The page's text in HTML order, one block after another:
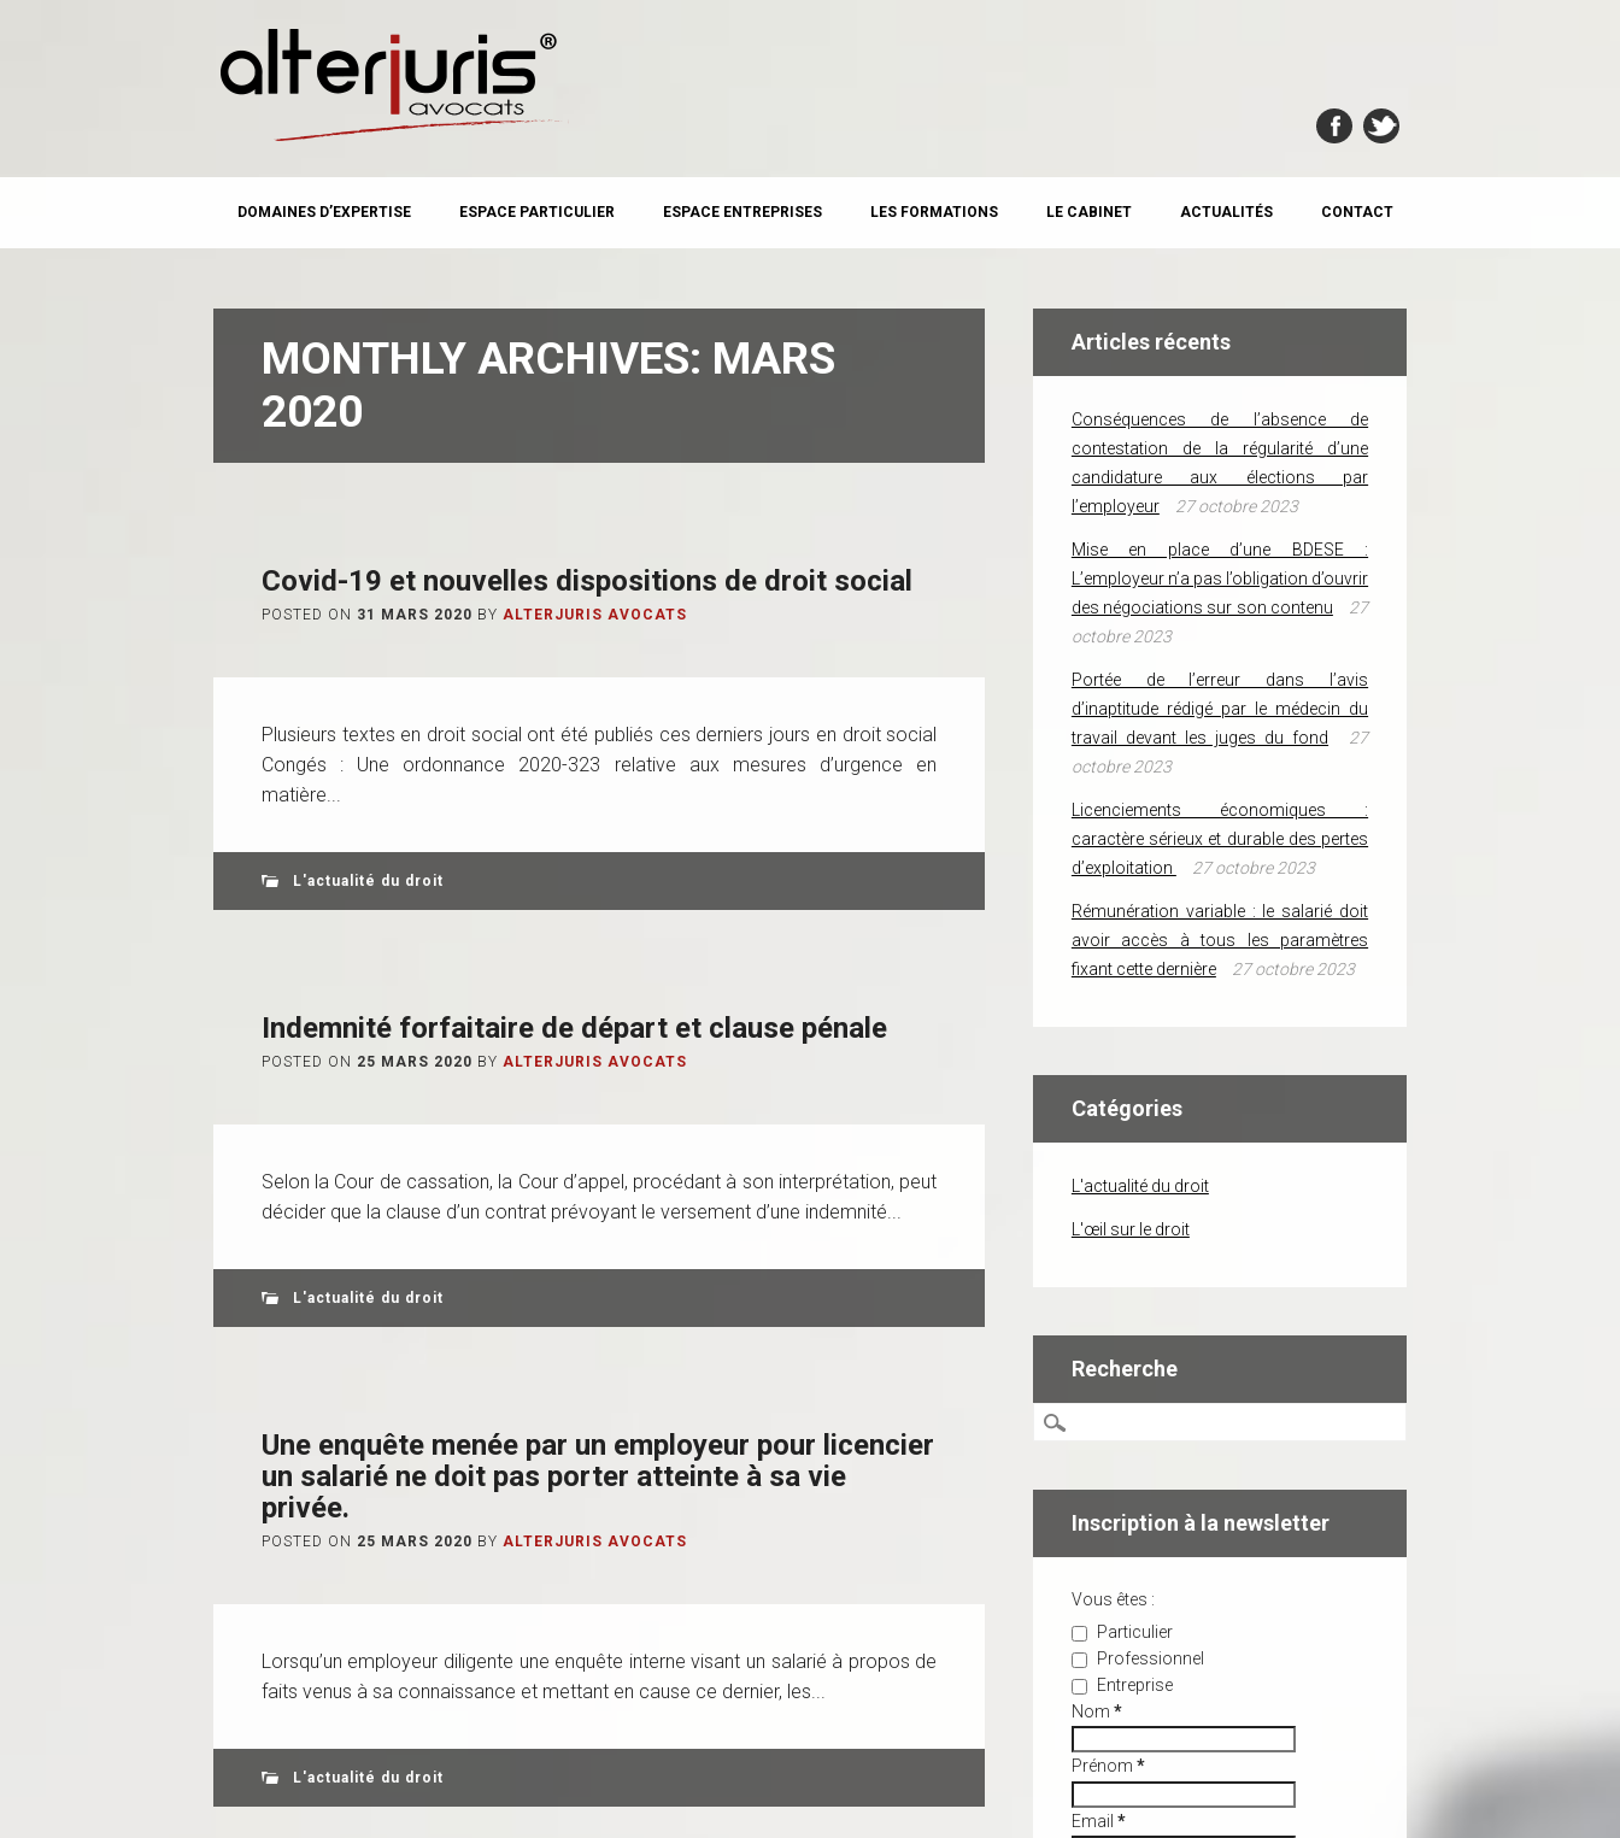
MAIN MENU
content
DOMAINES D’EXPERTISE ESPACE PARTICULIER ESPACE ENTREPRISES LES FORMATIONS LE CABINET ACTUALITÉS CONTACT
MONTHLY ARCHIVES: MARS
2020
Covid-19 et nouvelles dispositions de droit social
POSTED ON 31 MARS 2020 BY ALTERJURIS AVOCATS
Plusieurs textes en droit social ont été publiés ces derniers jours en droit social
Congés : Une ordonnance 2020-323 relative aux mesures d’urgence en
matière...
L'actualité du droit
Indemnité forfaitaire de départ et clause pénale
POSTED ON 25 MARS 2020 BY ALTERJURIS AVOCATS
Selon la Cour de cassation, la Cour d’appel, procédant à son interprétation, peut
décider que la clause d’un contrat prévoyant le versement d’une indemnité...
L'actualité du droit
Une enquête menée par un employeur pour licencier
un salarié ne doit pas porter atteinte à sa vie
privée.
POSTED ON 25 MARS 2020 BY ALTERJURIS AVOCATS
Lorsqu’un employeur diligente une enquête interne visant un salarié à propos de
faits venus à sa connaissance et mettant en cause ce dernier, les...
L'actualité du droit
Articles récents
Conséquences de l’absence de
contestation de la régularité d’une
candidature aux élections par
l’employeur
27 octobre 2023
Mise en place d’une BDESE :
L’employeur n’a pas l’obligation d’ouvrir
des négociations sur son contenu
27
octobre 2023
Portée de l’erreur dans l’avis
d’inaptitude rédigé par le médecin du
travail devant les juges du fond
27
octobre 2023
Licenciements économiques :
caractère sérieux et durable des pertes
d’exploitation
27 octobre 2023
Rémunération variable : le salarié doit
avoir accès à tous les paramètres
fixant cette dernière
27 octobre 2023
Catégories
L'actualité du droit
L'œil sur le droit
Recherche
Inscription à la newsletter
Vous êtes :
Particulier
Professionnel
Entreprise
Nom *
Prénom *
Email *